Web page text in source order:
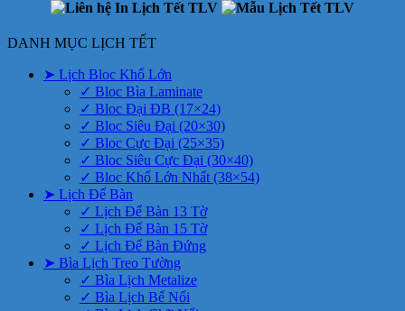
DANH MỤC LỊCH TẾT
➤ Lịch Bloc Khổ Lớn
✓ Bloc Bìa Laminate
✓ Bloc Đại ĐB (17×24)
✓ Bloc Siêu Đại (20×30)
✓ Bloc Cực Đại (25×35)
✓ Bloc Siêu Cực Đại (30×40)
✓ Bloc Khổ Lớn Nhất (38×54)
➤ Lịch Để Bàn
✓ Lịch Để Bàn 13 Tờ
✓ Lịch Để Bàn 15 Tờ
✓ Lịch Để Bàn Đứng
➤ Bìa Lịch Treo Tường
✓ Bìa Lịch Metalize
✓ Bìa Lịch Bế Nổi